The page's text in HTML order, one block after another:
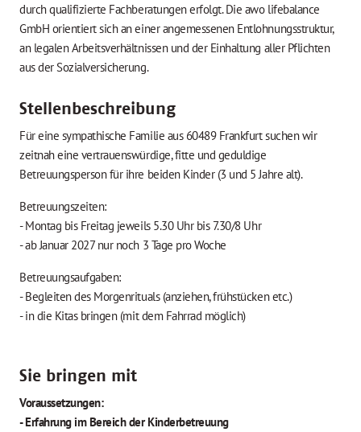
durch qualifizierte Fachberatungen erfolgt. Die awo lifebalance
GmbH orientiert sich an einer angemessenen Entlohnungsstruktur,
an legalen Arbeitsverhältnissen und der Einhaltung aller Pflichten
aus der Sozialversicherung.
Stellenbeschreibung
Für eine sympathische Familie aus 60489 Frankfurt suchen wir
zeitnah eine vertrauenswürdige, fitte und geduldige
Betreuungsperson für ihre beiden Kinder (3 und 5 Jahre alt).
Betreuungszeiten:
- Montag bis Freitag jeweils 5.30 Uhr bis 7.30/8 Uhr
- ab Januar 2027 nur noch 3 Tage pro Woche
Betreuungsaufgaben:
- Begleiten des Morgenrituals (anziehen, frühstücken etc.)
- in die Kitas bringen (mit dem Fahrrad möglich)
Sie bringen mit
Voraussetzungen:
- Erfahrung im Bereich der Kinderbetreuung